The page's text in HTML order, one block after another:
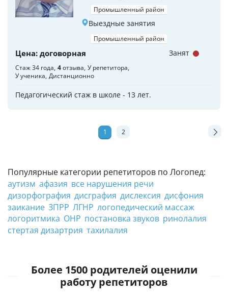
Популярные категории репетиторов по Логопед:
аутизм афазия все нарушения речи
дизорфография дисграфия дислексия дисфония
заикание ЗПРР ЛГНР логопедический массаж
логоритмика ОНР постановка звуков ринолалия
стертая дизартрия тахилалия
Промышленный район
Выездные занятия
Промышленный район
Цена: договорная
Стаж 34 года 4отзыва У репетитора
У ученика Дистанционно
Педагогический стаж в школе - 13 лет.
Занят
1 2
Более 1500 родителей оценили
работу репетиторов